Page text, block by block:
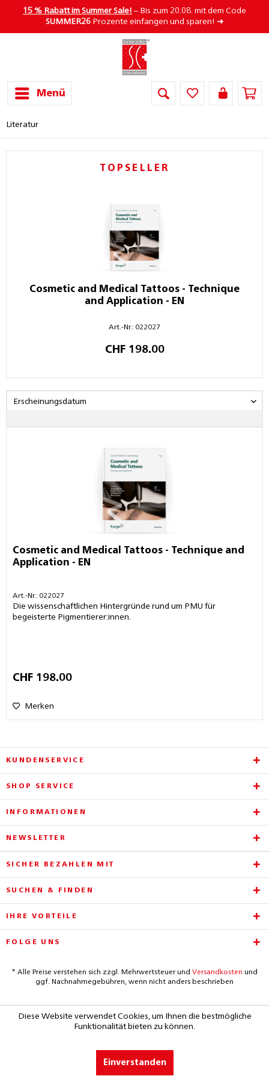
15 % Rabatt im Summer Sale! – Bis zum 20.08. mit dem Code
SUMMER26Prozente einfangen und sparen! ➜
Menü
Literatur
TOPSELLER
Cosmetic and Medical Tattoos - Technique
and Application - EN
Art.-Nr.: 022027
CHF 198.00
Cosmetic and Medical Tattoos - Technique and
Application - EN
Art.-Nr.: 022027
Die wissenschaftlichen Hintergründe rund um PMU für
begeisterte Pigmentierer:innen.
CHF 198.00
Merken
KUNDENSERVICE
SHOP SERVICE
INFORMATIONEN
NEWSLETTER
SICHER BEZAHLEN MIT
SUCHEN & FINDEN
IHRE VORTEILE
FOLGE UNS
* Alle Preise verstehen sich zzgl. Mehrwertsteuer und Versandkosten und
ggf. Nachnahmegebühren, wenn nicht anders beschrieben
Diese Website verwendet Cookies, um Ihnen die bestmögliche
Funktionalität bieten zu können.
Einverstanden